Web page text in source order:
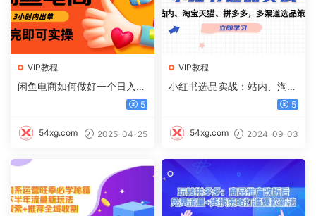
VIP教程
闲鱼电商如何做好一个日入10
5
54xg.com 2025-04-25
VIP教程
小红书选品实战：站内、淘宝
天猫、拼多多，多渠道选品策
5
54xg.com 2024-09-03